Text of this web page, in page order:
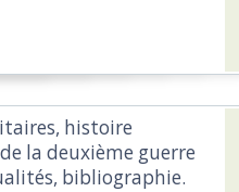
histoire
la deuxième guerre
bibliographie.‎